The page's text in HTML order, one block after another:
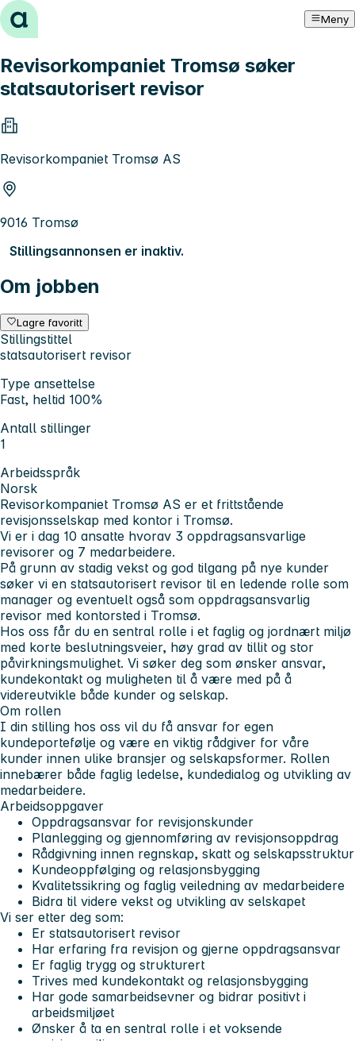
Hopp til innhold Meny
Revisorkompaniet Tromsø søker
statsautorisert revisor
Revisorkompaniet Tromsø AS
9016 Tromsø
Stillingsannonsen er inaktiv.
Om jobben
Lagre favoritt
Stillingstittel
statsautorisert revisor
Type ansettelse
Fast, heltid 100%
Antall stillinger
1
Arbeidsspråk
Norsk
Revisorkompaniet Tromsø AS er et frittstående
revisjonsselskap med kontor i Tromsø.
Vi er i dag 10 ansatte hvorav 3 oppdragsansvarlige
revisorer og 7 medarbeidere.
På grunn av stadig vekst og god tilgang på nye kunder
søker vi en statsautorisert revisor til en ledende rolle som
manager og eventuelt også som oppdragsansvarlig
revisor med kontorsted i Tromsø.
Hos oss får du en sentral rolle i et faglig og jordnært miljø
med korte beslutningsveier, høy grad av tillit og stor
påvirkningsmulighet. Vi søker deg som ønsker ansvar,
kundekontakt og muligheten til å være med på å
videreutvikle både kunder og selskap.
Om rollen
I din stilling hos oss vil du få ansvar for egen
kundeportefølje og være en viktig rådgiver for våre
kunder innen ulike bransjer og selskapsformer. Rollen
innebærer både faglig ledelse, kundedialog og utvikling av
medarbeidere.
Arbeidsoppgaver
Oppdragsansvar for revisjonskunder
Planlegging og gjennomføring av revisjonsoppdrag
Rådgivning innen regnskap, skatt og selskapsstruktur
Kundeoppfølging og relasjonsbygging
Kvalitetssikring og faglig veiledning av medarbeidere
Bidra til videre vekst og utvikling av selskapet
Vi ser etter deg som:
Er statsautorisert revisor
Har erfaring fra revisjon og gjerne oppdragsansvar
Er faglig trygg og strukturert
Trives med kundekontakt og relasjonsbygging
Har gode samarbeidsevner og bidrar positivt i
arbeidsmiljøet
Ønsker å ta en sentral rolle i et voksende